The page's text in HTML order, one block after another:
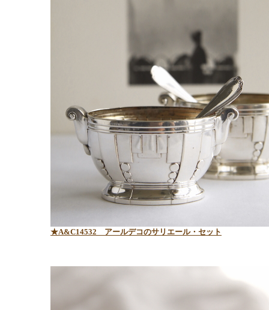
★A&C14532 アールデコのサリエール・セット